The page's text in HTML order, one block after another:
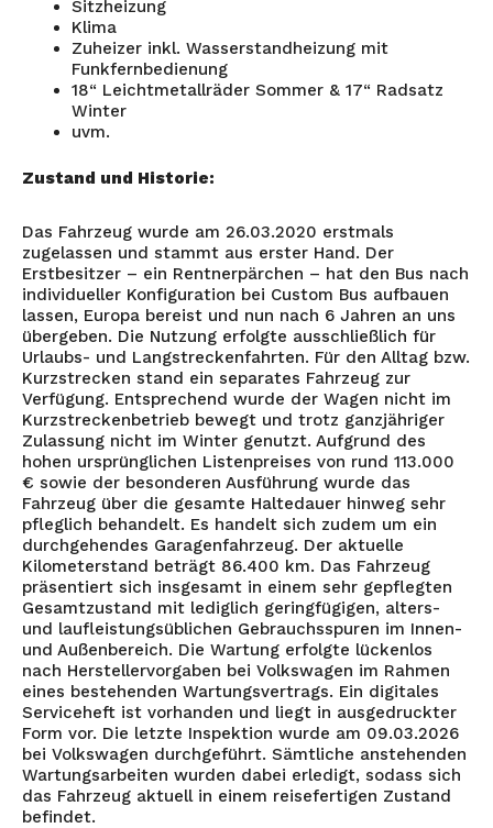
Sitzheizung
Klima
Zuheizer inkl. Wasserstandheizung mit
Funkfernbedienung
18“ Leichtmetallräder Sommer & 17“ Radsatz
Winter
uvm.
Zustand und Historie:
Das Fahrzeug wurde am 26.03.2020 erstmals
zugelassen und stammt aus erster Hand. Der
Erstbesitzer – ein Rentnerpärchen – hat den Bus nach
individueller Konfiguration bei Custom Bus aufbauen
lassen, Europa bereist und nun nach 6 Jahren an uns
übergeben. Die Nutzung erfolgte ausschließlich für
Urlaubs- und Langstreckenfahrten. Für den Alltag bzw.
Kurzstrecken stand ein separates Fahrzeug zur
Verfügung. Entsprechend wurde der Wagen nicht im
Kurzstreckenbetrieb bewegt und trotz ganzjähriger
Zulassung nicht im Winter genutzt. Aufgrund des
hohen ursprünglichen Listenpreises von rund 113.000
€ sowie der besonderen Ausführung wurde das
Fahrzeug über die gesamte Haltedauer hinweg sehr
pfleglich behandelt. Es handelt sich zudem um ein
durchgehendes Garagenfahrzeug. Der aktuelle
Kilometerstand beträgt 86.400 km. Das Fahrzeug
präsentiert sich insgesamt in einem sehr gepflegten
Gesamtzustand mit lediglich geringfügigen, alters-
und laufleistungsüblichen Gebrauchsspuren im Innen-
und Außenbereich. Die Wartung erfolgte lückenlos
nach Herstellervorgaben bei Volkswagen im Rahmen
eines bestehenden Wartungsvertrags. Ein digitales
Serviceheft ist vorhanden und liegt in ausgedruckter
Form vor. Die letzte Inspektion wurde am 09.03.2026
bei Volkswagen durchgeführt. Sämtliche anstehenden
Wartungsarbeiten wurden dabei erledigt, sodass sich
das Fahrzeug aktuell in einem reisefertigen Zustand
befindet.